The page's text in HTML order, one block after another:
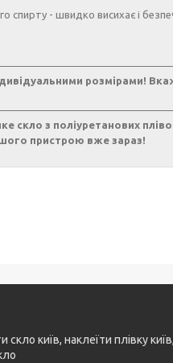
спирту - швидко висихає і
розмірами!
скло з поліуретанових
пристрою вже зараз!
київ, наклеїти плівку